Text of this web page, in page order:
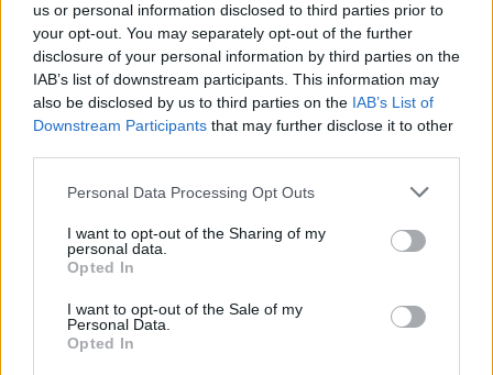
us or personal information disclosed to third parties prior to
your opt-out. You may separately opt-out of the further
disclosure of your personal information by third parties on the
IAB’s list of downstream participants. This information may
also be disclosed by us to third parties on the IAB’s List of
Downstream Participants that may further disclose it to other
Personal Data Processing Opt Outs
I want to opt-out of the Sharing of my
personal data.
Opted In
I want to opt-out of the Sale of my
Personal Data.
Opted In
Město má nový web
PŘÍBRAM – Nové oficiální webové stránky města byly spuštěné koncem
minulého týdne. Pro uživatele by měl být jejich obsah přehlednější, na